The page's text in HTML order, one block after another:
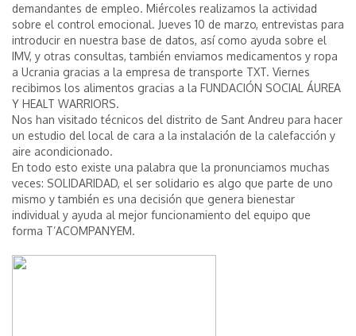
demandantes de empleo. Miércoles realizamos la actividad
sobre el control emocional. Jueves 10 de marzo, entrevistas para
introducir en nuestra base de datos, así como ayuda sobre el
IMV, y otras consultas, también enviamos medicamentos y ropa
a Ucrania gracias a la empresa de transporte TXT. Viernes
recibimos los alimentos gracias a la FUNDACIÓN SOCIAL ÁUREA
Y HEALT WARRIORS.
Nos han visitado técnicos del distrito de Sant Andreu para hacer
un estudio del local de cara a la instalación de la calefacción y
aire acondicionado.
En todo esto existe una palabra que la pronunciamos muchas
veces: SOLIDARIDAD, el ser solidario es algo que parte de uno
mismo y también es una decisión que genera bienestar
individual y ayuda al mejor funcionamiento del equipo que
forma T’ACOMPANYEM.